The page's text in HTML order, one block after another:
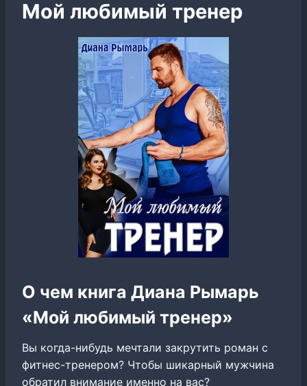
Мой любимый тренер
О чем книга Диана Рымарь
«Мой любимый тренер»
Вы когда-нибудь мечтали закрутить роман с
фитнес-тренером? Чтобы шикарный мужчина
обратил внимание именно на вас?